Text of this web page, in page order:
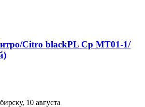
Citro blackPL Ср МТ01-1/
10 августа